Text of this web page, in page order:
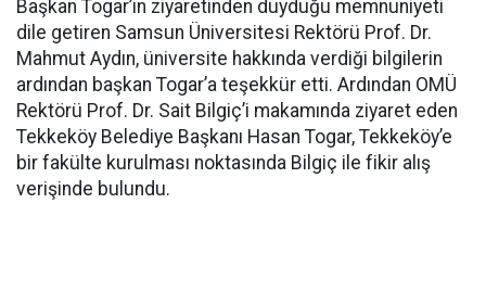
Başkan Togar’ın ziyaretinden duyduğu memnuniyeti
dile getiren Samsun Üniversitesi Rektörü Prof. Dr.
Mahmut Aydın, üniversite hakkında verdiği bilgilerin
ardından başkan Togar’a teşekkür etti. Ardından OMÜ
Rektörü Prof. Dr. Sait Bilgiç’i makamında ziyaret eden
Tekkeköy Belediye Başkanı Hasan Togar, Tekkeköy’e
bir fakülte kurulması noktasında Bilgiç ile fikir alış
verişinde bulundu.